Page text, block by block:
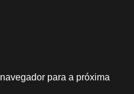
para a próxima